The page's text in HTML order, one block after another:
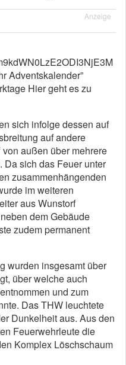
Anzeige
Adventskalender”
Hier geht es zu
sich infolge dessen auf
auf andere
außen über mehrere
Da sich das Feuer unter
zusammenhängenden
im weiteren
aus Wunstorf
dem Gebäude
zudem permanent
wurden insgesamt über
über welche auch
und zum
Das THW leuchtete
Dunkelheit aus. Aus den
Feuerwehrleute die
Komplex Löschschaum